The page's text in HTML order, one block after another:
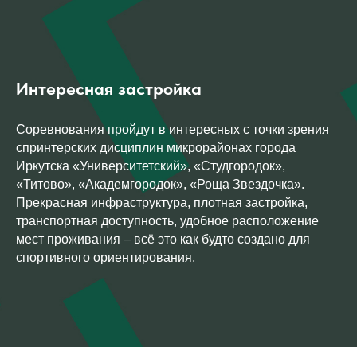
Интересная застройка
Соревнования пройдут в интересных с точки зрения
спринтерских дисциплин микрорайонах города
Иркутска «Университетский», «Студгородок»,
«Титово», «Академгородок», «Роща Звездочка».
Прекрасная инфраструктура, плотная застройка,
транспортная доступность, удобное расположение
мест проживания – всё это как будто создано для
спортивного ориентирования.